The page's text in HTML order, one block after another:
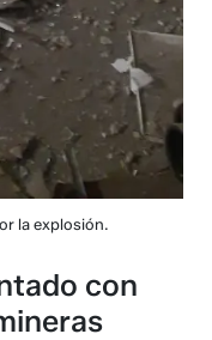
la explosión.
con